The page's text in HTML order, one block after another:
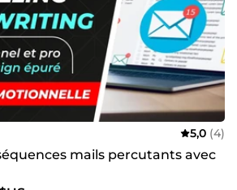
5,0 (4)
mails percutants avec